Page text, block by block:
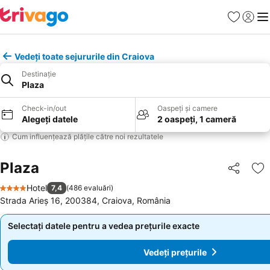
Favorite
Vedeți toate sejururile din Craiova
Destinație
Plaza
Check-in/out
Alegeți datele
Oaspeți și camere
2 oaspeți, 1 cameră
Cum influențează plățile către noi rezultatele
Plaza Distribuiți
4 Stele
Hotel 7,4 (486 evaluări)
Strada Arieș 16, 200384, Craiova, România
Selectați datele pentru a vedea prețurile exacte
Vedeți prețurile
Selectați datele pentru a vedea prețurile exacte
Vedeți prețurile